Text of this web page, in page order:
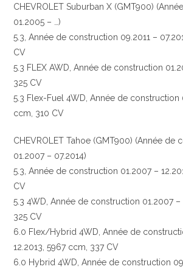
CHEVROLET Suburban X (GMT900)
01.2005 – …)
5.3, Année de construction 09.2011 –
CV
5.3 FLEX AWD, Année de construction
325 CV
5.3 Flex-Fuel 4WD, Année de construction
ccm, 310 CV
CHEVROLET Tahoe (GMT900) (Année de
01.2007 – 07.2014)
5.3, Année de construction 01.2007 –
CV
5.3 4WD, Année de construction 01.2007 –
325 CV
6.0 Flex/Hybrid 4WD, Année de
12.2013, 5967 ccm, 337 CV
6.0 Hybrid 4WD, Année de construction